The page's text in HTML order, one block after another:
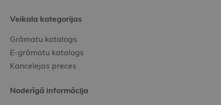
Veikala kategorijas
Grāmatu katalogs
E-grāmatu katalogs
Kancelejas preces
Noderīgā informācija